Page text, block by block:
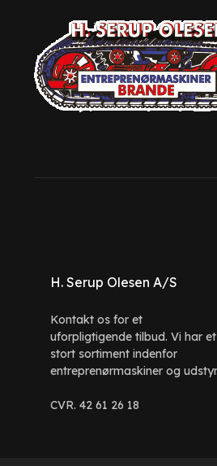
H. Serup Olesen A/S
Kontakt os for et
uforpligtigende tilbud. Vi har et
stort sortiment indenfor
entreprenørmaskiner og udstyr.
CVR. 42 61 26 18